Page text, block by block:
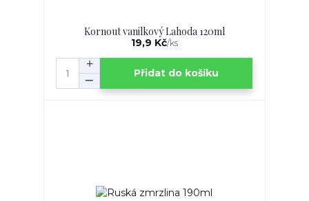
Kornout vanilkový Lahoda 120ml
19,9 Kč/ks
Přidat do košíku